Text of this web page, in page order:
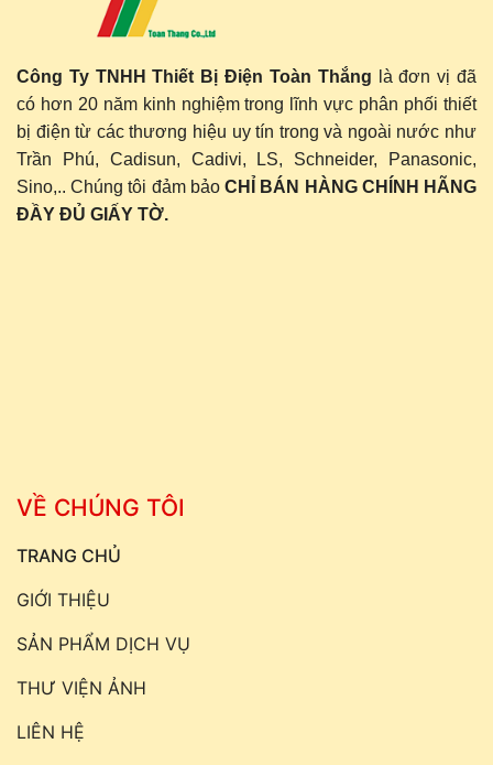
Công Ty TNHH Thiết Bị Điện Toàn Thắng
là đơn vị đã
có hơn 20 năm kinh nghiệm trong lĩnh vực phân phối thiết
bị điện từ các thương hiệu uy tín trong và ngoài nước như
Trần Phú, Cadisun, Cadivi, LS, Schneider, Panasonic,
Sino,.. Chúng tôi đảm bảoCHỈ BÁN HÀNG CHÍNH HÃNG
ĐẦY ĐỦ GIẤY TỜ.
VỀ CHÚNG TÔI
TRANG CHỦ
GIỚI THIỆU
SẢN PHẨM DỊCH VỤ
THƯ VIỆN ẢNH
LIÊN HỆ